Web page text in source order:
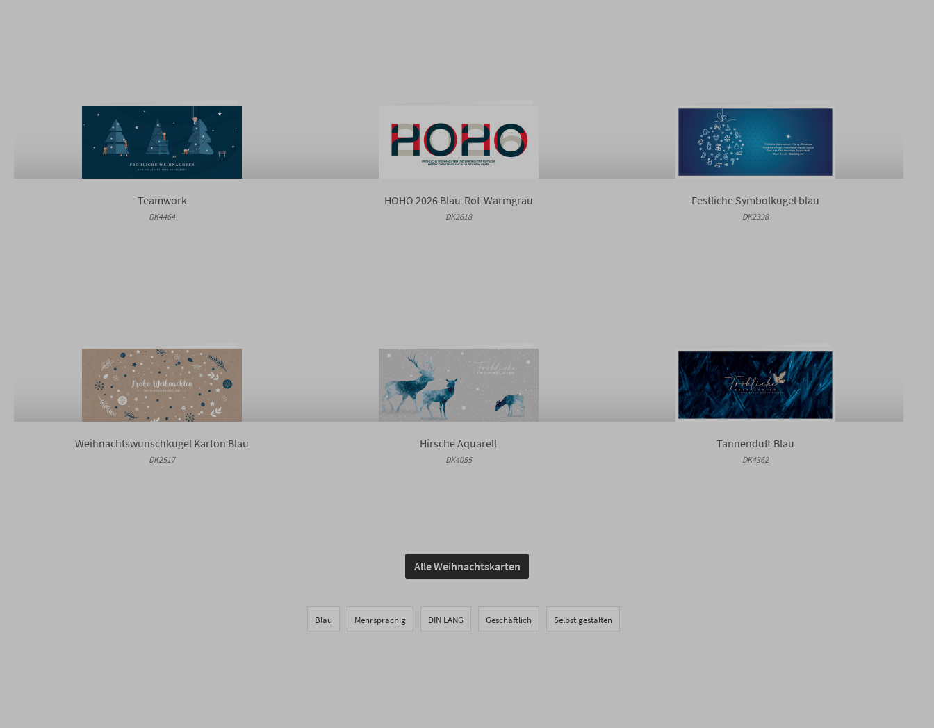
Teamwork
DK4464
HOHO 2026 Blau-Rot-Warmgrau
DK2618
Festliche Symbolkugel blau
DK2398
Weihnachtswunschkugel Karton Blau
DK2517
Hirsche Aquarell
DK4055
Tannenduft Blau
DK4362
Alle Weihnachtskarten
Blau Mehrsprachig DIN LANG Geschäftlich Selbst gestalten